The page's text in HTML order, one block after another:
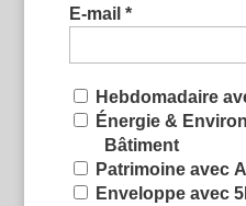
E-mail *
Hebdomadaire
Énergie &
Bâtiment
Patrimoine avec
Enveloppe avec